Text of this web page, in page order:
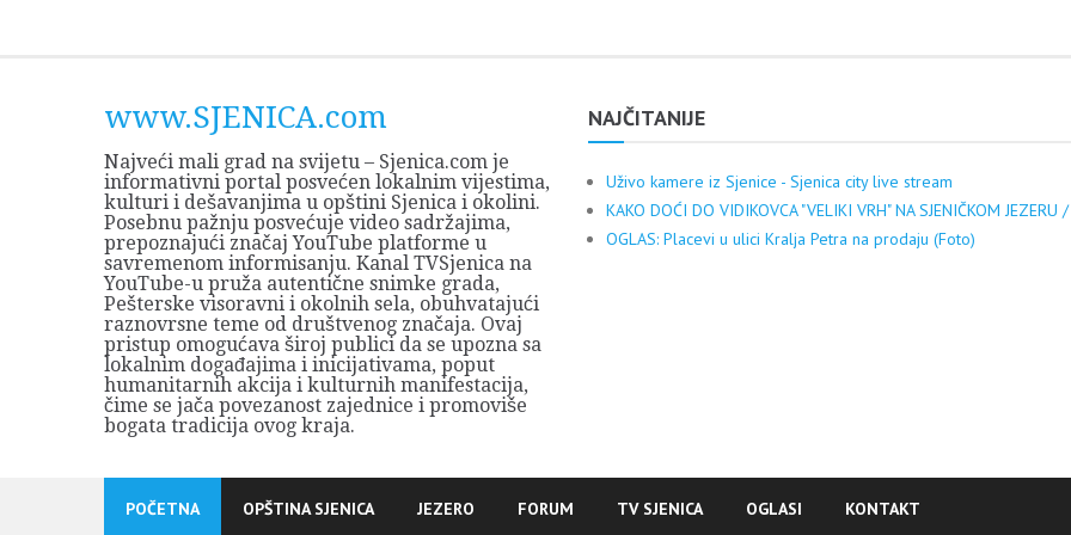
www.SJENICA.com
Najveći mali grad na svijetu – Sjenica.com je
informativni portal posvećen lokalnim vijestima,
kulturi i dešavanjima u opštini Sjenica i okolini.
Posebnu pažnju posvećuje video sadržajima,
prepoznajući značaj YouTube platforme u
savremenom informisanju. Kanal TVSjenica na
YouTube-u pruža autentične snimke grada,
Pešterske visoravni i okolnih sela, obuhvatajući
raznovrsne teme od društvenog značaja. Ovaj
pristup omogućava široj publici da se upozna sa
lokalnim događajima i inicijativama, poput
humanitarnih akcija i kulturnih manifestacija,
čime se jača povezanost zajednice i promoviše
bogata tradicija ovog kraja.
NAJČITANIJE
Uživo kamere iz Sjenice - Sjenica city live stream
KAKO DOĆI DO VIDIKOVCA "VELIKI VRH" NA SJENIČKOM
OGLAS: Placevi u ulici Kralja Petra na prodaju (Foto)
POČETNA OPŠTINA SJENICA JEZERO FORUM TV SJENICA OGLASI KONTAKT